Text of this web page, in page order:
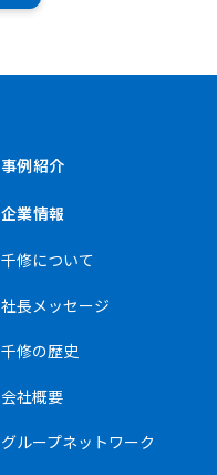
事例紹介
企業情報
千修について
社長メッセージ
千修の歴史
会社概要
グループネットワーク